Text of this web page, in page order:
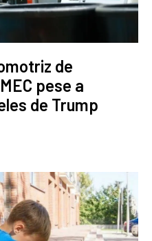
de
pese a
de Trump